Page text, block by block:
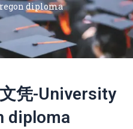
diploma
凭-University
diploma